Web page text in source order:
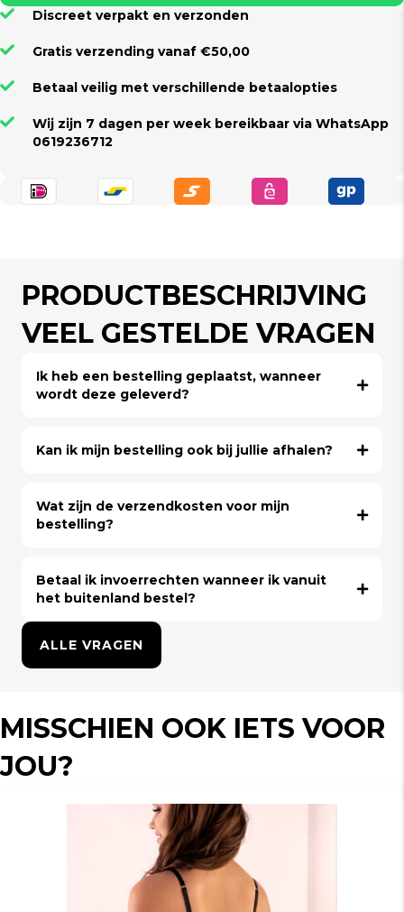
Discreet verpakt en verzonden
Gratis verzending vanaf €50,00
Betaal veilig met verschillende betaalopties
Wij zijn 7 dagen per week bereikbaar via WhatsApp
0619236712
PRODUCTBESCHRIJVING
VEEL GESTELDE VRAGEN
Ik heb een bestelling geplaatst, wanneer
wordt deze geleverd?
Kan ik mijn bestelling ook bij jullie afhalen?
Wat zijn de verzendkosten voor mijn
bestelling?
Betaal ik invoerrechten wanneer ik vanuit
het buitenland bestel?
ALLE VRAGEN
MISSCHIEN OOK IETS VOOR
JOU?